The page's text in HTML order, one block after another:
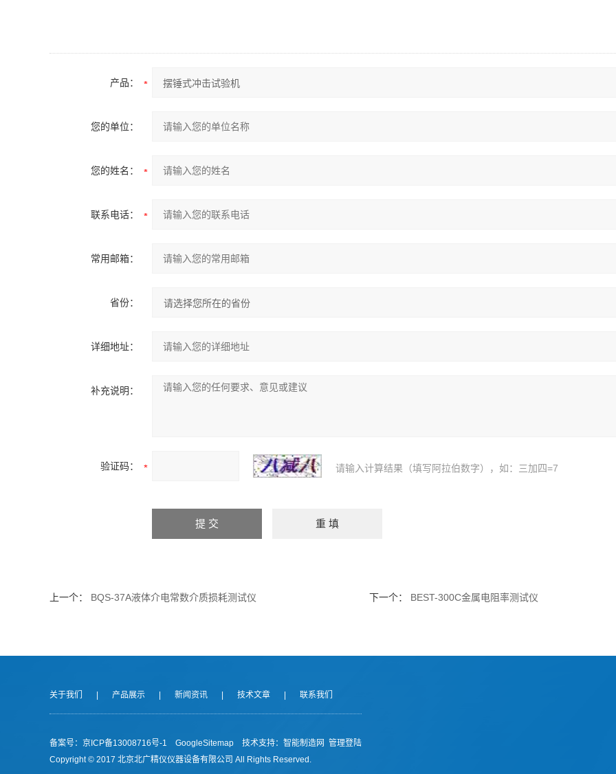
产品：
您的单位：
您的姓名：
联系电话：
常用邮箱：
省份：
详细地址：
补充说明：
验证码： 请输入计算结果（填写阿拉伯数字），如：三加四=7
上一个： BQS-37A液体介电常数介质损耗测试仪 下一个： BEST-300C金属电阻率测试仪
关于我们 产品展示 新闻资讯 技术文章 联系我们
备案号：京ICP备13008716号-1 GoogleSitemap 技术支持： 智能制造网 管理登陆
Copyright © 2017 北京北广精仪仪器设备有限公司 All Rights Reserved.